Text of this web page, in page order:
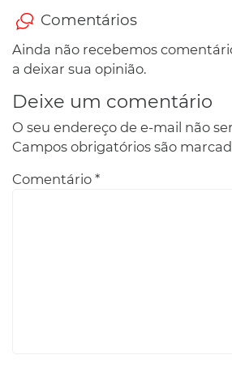
Comentários
Ainda não recebemos
a deixar sua opinião.
Deixe um comentário
O seu endereço de e-mail não
Campos obrigatórios são
Comentário *